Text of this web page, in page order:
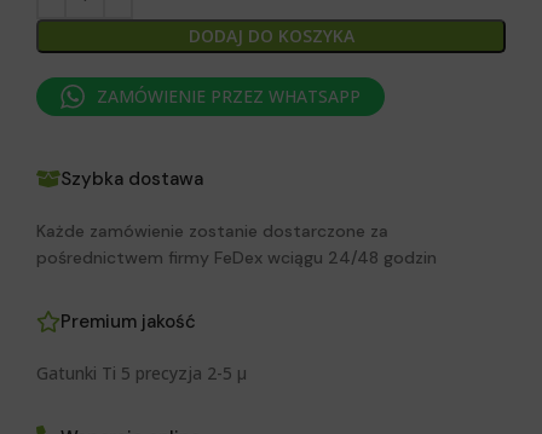
DODAJ DO KOSZYKA
ZAMÓWIENIE PRZEZ WHATSAPP
Szybka dostawa
Każde zamówienie zostanie dostarczone za
pośrednictwem firmy FeDex wciągu 24/48 godzin
Premium jakość
Gatunki Ti 5 precyzja 2-5 μ